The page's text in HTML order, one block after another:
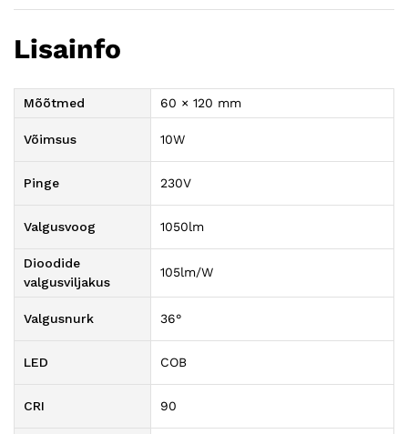
Lisainfo
Mõõtmed 60 × 120 mm
Võimsus 10W
Pinge 230V
Valgusvoog 1050lm
Dioodide
valgusviljakus
105lm/W
Valgusnurk 36°
LED COB
CRI 90